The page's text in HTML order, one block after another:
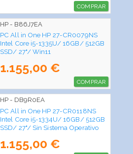
COMPRAR
HP - B86J7EA
PC All in One HP 27-CR0079NS
Intel Core i5-1335U/ 16GB/ 512GB
SSD/ 27"/ Win11
1.155,00 €
COMPRAR
HP - DB9R0EA
PC All in One HP 27-CR0118NS
Intel Core i5-1334U/ 16GB/ 512GB
SSD/ 27"/ Sin Sistema Operativo
1.155,00 €